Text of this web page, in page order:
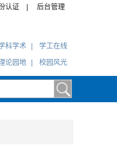
认证 后台管理
科学术
学工在线
论园地 校园风光